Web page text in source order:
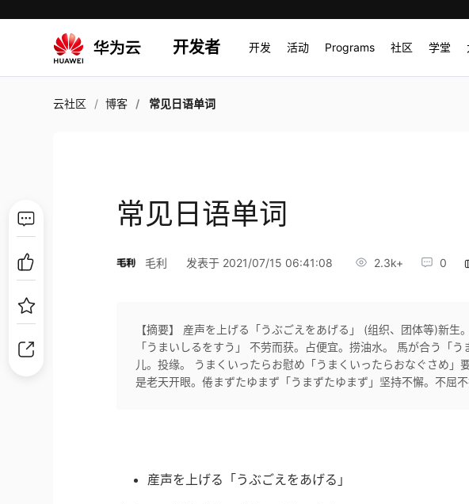
开发者 开发 活动 Programs 社区 学堂
云社区 博客 常见日语单词
常见日语单词
毛利 发表于 2021/07/15 06:41:08 2.3k+ 0
【摘要】 産声を上げる「うぶごえをあげる」 (组织、团体等)新生
「うまいしるをすう」 不劳而获。占便宜。捞油水。 馬が合う「
儿。投缘。 うまくいったらお慰め「うまくいったらおなぐさめ」
是老天开眼。倦まずたゆまず「うまずたゆまず」坚持不懈。不屈
産声を上げる「うぶごえをあげる」